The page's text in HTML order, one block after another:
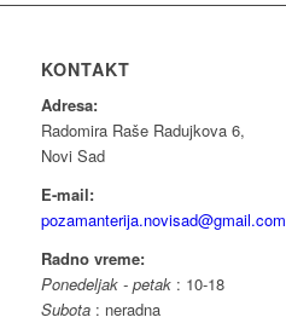
KONTAKT
Adresa:
Radomira Raše Radujkova 6,
Novi Sad
E-mail:
pozamanterija.novisad@gmail.com
Radno vreme:
Ponedeljak - petak: 10-18
Subota: neradna